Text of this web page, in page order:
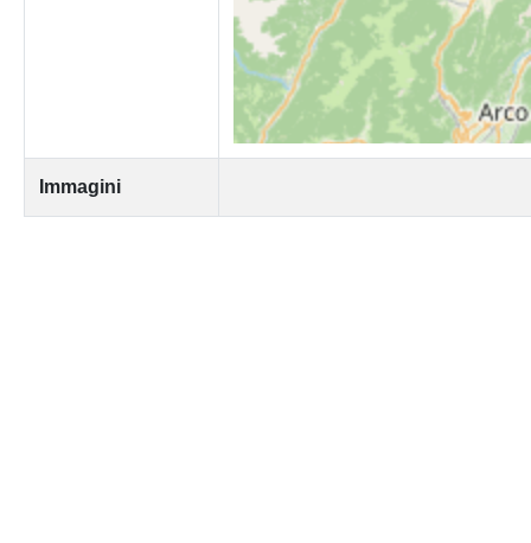
Immagini